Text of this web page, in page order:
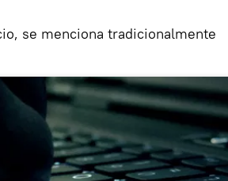
se menciona tradicionalmente